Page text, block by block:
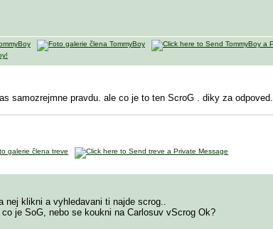
samozrejmne pravdu. ale co je to ten ScroG . diky za odpoved.
nej klikni a vyhledavani ti najde scrog..
je SoG, nebo se koukni na Carlosuv vScrog Ok?